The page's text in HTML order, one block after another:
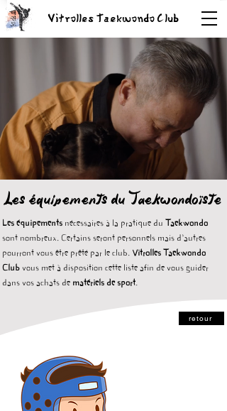
Vitrolles Taekwondo Club
Les équipements du Taekwondoïste
Les équipements nécessaires à la pratique du Taekwondo
sont nombreux. Certains seront personnels mais d'autres
pourront vous être prêté par le club. Vitrolles Taekwondo
Clubvous met à disposition cette liste afin de vous guider
dans vos achats de matériels de sport.
retour